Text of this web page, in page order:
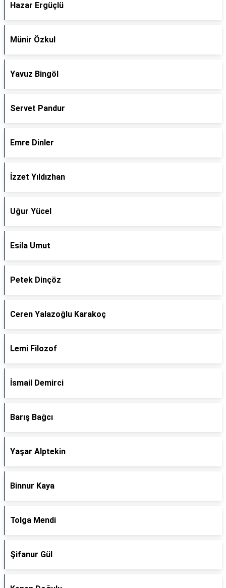
Hazar Ergüçlü
Münir Özkul
Yavuz Bingöl
Servet Pandur
Emre Dinler
İzzet Yıldızhan
Uğur Yücel
Esila Umut
Petek Dinçöz
Ceren Yalazoğlu Karakoç
Lemi Filozof
İsmail Demirci
Barış Bağcı
Yaşar Alptekin
Binnur Kaya
Tolga Mendi
Şifanur Gül